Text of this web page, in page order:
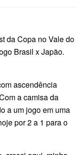
da Copa no Vale do
Brasil x Japão.
ascendência
a camisa da
a um jogo em uma
por 2 a 1 para o